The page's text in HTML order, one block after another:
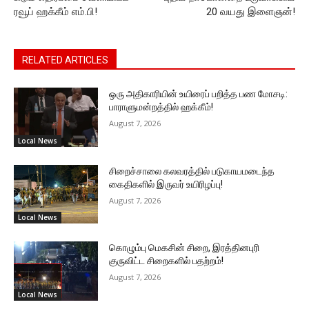
ரவூப் ஹக்கீம் எம்.பி!
20 வயது இளைஞன்!
RELATED ARTICLES
Local News
ஒரு அதிகாரியின் உயிரைப் பறித்த பண மோசடி:
பாராளுமன்றத்தில் ஹக்கீம்!
August 7, 2026
Local News
சிறைச்சாலை கலவரத்தில் படுகாயமடைந்த
கைதிகளில் இருவர் உயிரிழப்பு!
August 7, 2026
Local News
கொழும்பு மெகசின் சிறை, இரத்தினபுரி
குருவிட்ட சிறைகளில் பதற்றம்!
August 7, 2026